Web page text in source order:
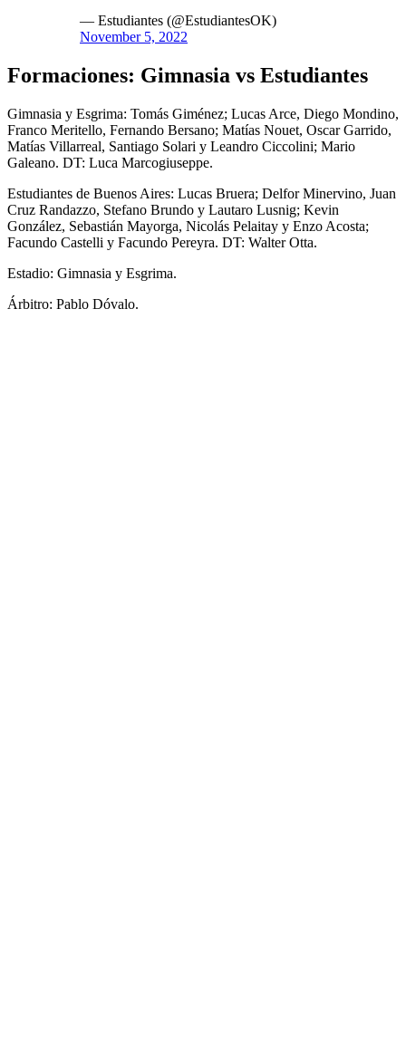
— Estudiantes (@EstudiantesOK)
November 5, 2022
Formaciones: Gimnasia vs Estudiantes
Gimnasia y Esgrima: Tomás Giménez; Lucas Arce, Diego Mondino,
Franco Meritello, Fernando Bersano; Matías Nouet, Oscar Garrido,
Matías Villarreal, Santiago Solari y Leandro Ciccolini; Mario
Galeano. DT: Luca Marcogiuseppe.
Estudiantes de Buenos Aires: Lucas Bruera; Delfor Minervino, Juan
Cruz Randazzo, Stefano Brundo y Lautaro Lusnig; Kevin
González, Sebastián Mayorga, Nicolás Pelaitay y Enzo Acosta;
Facundo Castelli y Facundo Pereyra. DT: Walter Otta.
Estadio: Gimnasia y Esgrima.
Árbitro: Pablo Dóvalo.